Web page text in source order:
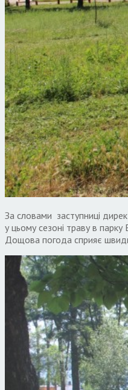
За словами заступниці
у цьому сезоні траву в парку
Дощова погода сприяє